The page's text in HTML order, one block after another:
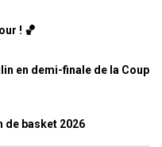
! 🏀
en demi-finale de la Coupe
de basket 2026